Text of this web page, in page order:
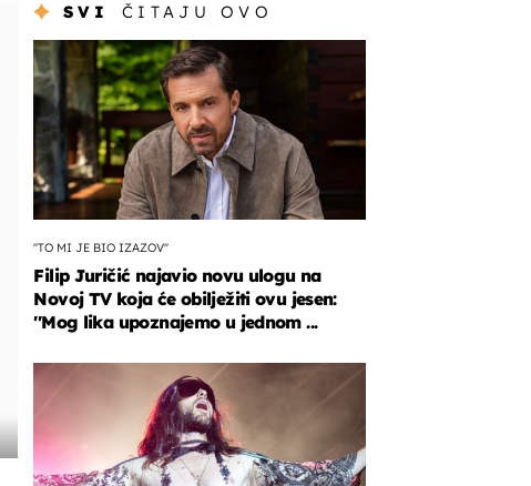
SVI ČITAJU OVO
''TO MI JE BIO IZAZOV''
Filip Juričić najavio novu ulogu na
Novoj TV koja će obilježiti ovu jesen:
''Mog lika upoznajemo u jednom ...